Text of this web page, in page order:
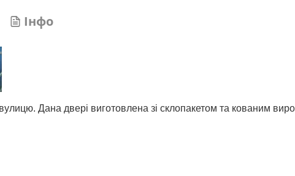
Інфо
Дана двері виготовлена зі склопакетом та кованим